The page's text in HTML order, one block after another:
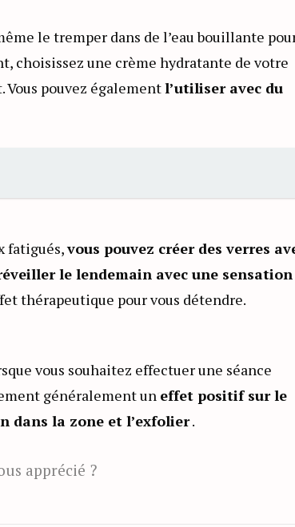
le tremper dans de l’eau bouillante
choisissez une crème hydratante de votre
pouvez égalementl’utiliser avec du
fatigués,vous pouvez créer des verres
le lendemain avec une sensation
thérapeutique pour vous détendre.
vous souhaitez effectuer une séance
généralement un effet positif sur le
dans la zone et l’exfolier.
apprécié ?